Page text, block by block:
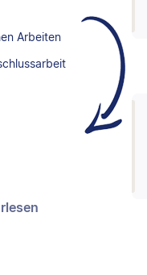
Arbeiten